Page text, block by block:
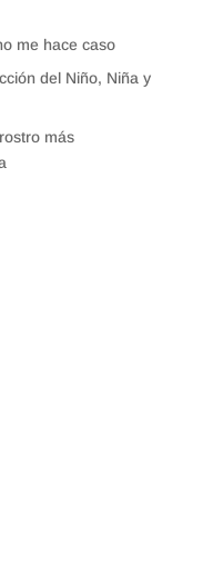
me hace caso
del Niño, Niña y
más